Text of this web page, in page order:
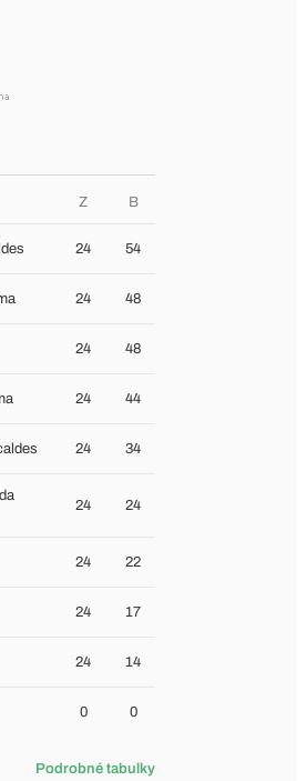
Z B
24 54
24 48
24 48
24 44
24 34
24 24
24 22
24 17
24 14
0 0
Podrobné tabulky